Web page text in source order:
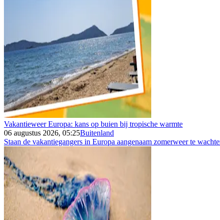
Vakantieweer Europa: kans op buien bij tropische warmte
06 augustus 2026, 05:25Buitenland
Staan de vakantiegangers in Europa aangenaam zomerweer te